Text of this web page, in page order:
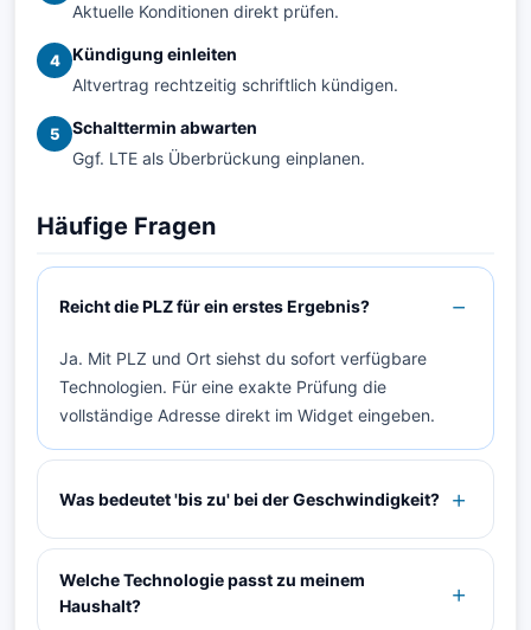
Aktuelle Konditionen direkt prüfen.
4
Kündigung einleiten
Altvertrag rechtzeitig schriftlich kündigen.
5
Schalttermin abwarten
Ggf. LTE als Überbrückung einplanen.
Häufige Fragen
Reicht die PLZ für ein erstes Ergebnis?
Ja. Mit PLZ und Ort siehst du sofort verfügbare
Technologien. Für eine exakte Prüfung die
vollständige Adresse direkt im Widget eingeben.
Was bedeutet 'bis zu' bei der Geschwindigkeit?
Welche Technologie passt zu meinem
Haushalt?